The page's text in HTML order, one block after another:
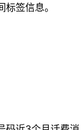
签信息。